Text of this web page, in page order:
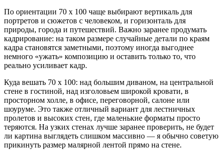
По ориентации 70 x 100 чаще выбирают вертикаль для
портретов и сюжетов с человеком, и горизонталь для
природы, города и путешествий. Важно заранее продумать
кадрирование: на таком размере случайные детали по краям
кадра становятся заметными, поэтому иногда выгоднее
немного «ужать» композицию и оставить только то, что
реально усиливает кадр.
Куда вешать 70 x 100: над большим диваном, на центральной
стене в гостиной, над изголовьем широкой кровати, в
просторном холле, в офисе, переговорной, салоне или
шоуруме. Это также отличный вариант для лестничных
пролетов и высоких стен, где маленькие форматы просто
теряются. На узких стенах лучше заранее проверить, не будет
ли картина выглядеть слишком массивно — я обычно советую
прикинуть размер малярной лентой прямо на стене.